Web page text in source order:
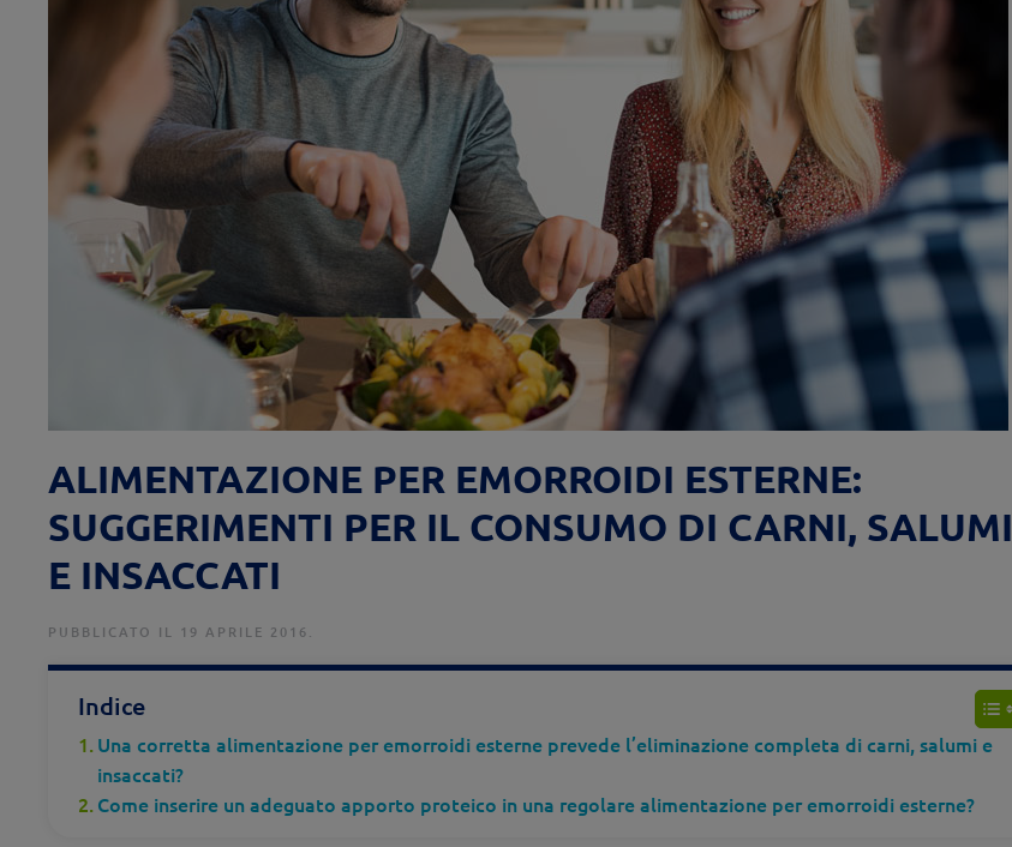
ALIMENTAZIONE PER EMORROIDI ESTERNE:
SUGGERIMENTI PER IL CONSUMO DI CARNI, SALUMI
E INSACCATI
PUBBLICATO IL 19 APRILE 2016.
Indice
Una corretta alimentazione per emorroidi esterne prevede l’eliminazione completa di carni, salumi e
insaccati?
Come inserire un adeguato apporto proteico in una regolare alimentazione per emorroidi esterne?